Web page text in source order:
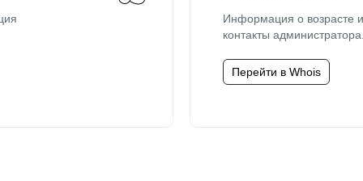
Информация о возрасте
контакты
Перейти в Whois